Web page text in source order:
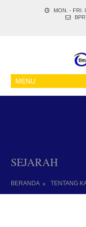
MON. - FRI.
SEJARAH
BERANDA TENTANG